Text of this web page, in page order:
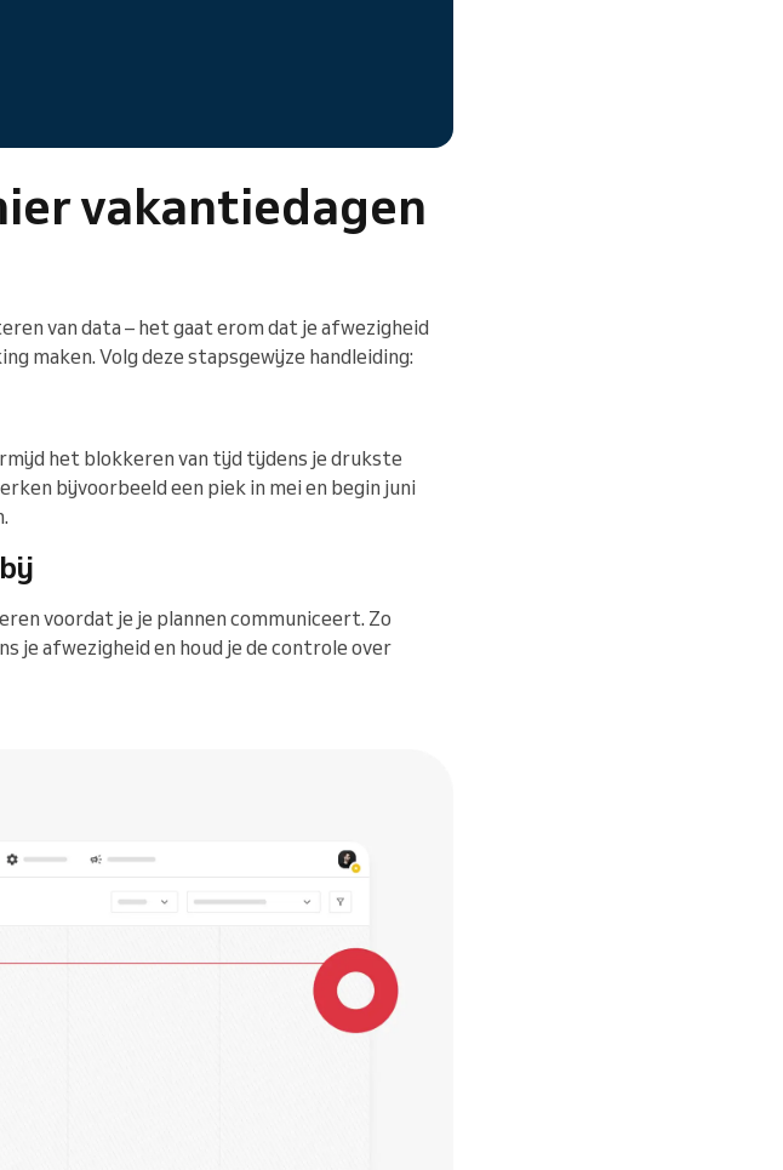
vakantiedagen
van data – het gaat erom dat je afwezigheid
maken. Volg deze stapsgewijze handleiding:
het blokkeren van tijd tijdens je drukste
bijvoorbeeld een piek in mei en begin juni
voordat je je plannen communiceert. Zo
je afwezigheid en houd je de controle over